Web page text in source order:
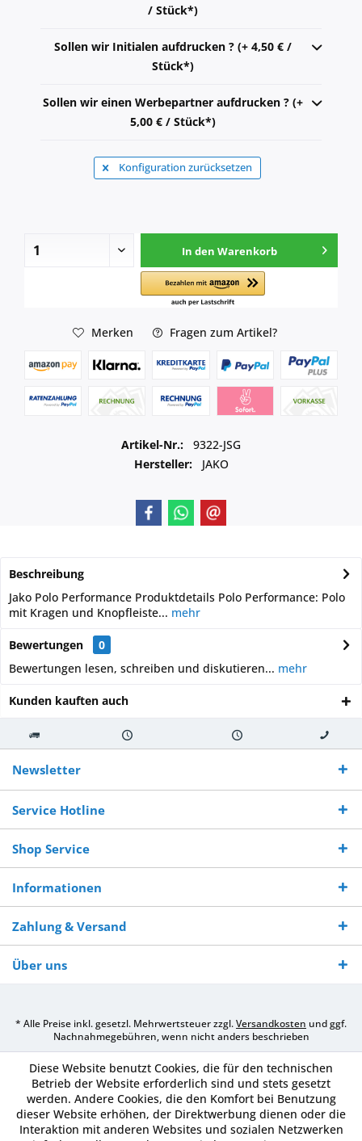
/ Stück*)
Sollen wir Initialen aufdrucken ? (+ 4,50 € /
Stück*)
Sollen wir einen Werbepartner aufdrucken ? (+
5,00 € / Stück*)
Konfiguration zurücksetzen
In den Warenkorb
Merken Fragen zum Artikel?
Artikel-Nr.:
9322-JSG
Hersteller:
JAKO
Beschreibung
Jako Polo Performance Produktdetails Polo Performance: Polo
mit Kragen und Knopfleiste... mehr
Bewertungen
0
Bewertungen lesen, schreiben und diskutieren... mehr
Kunden kauften auch
Kostenloser
Versand ab €
250,-
Versand innerhalb von Versand von So erreichen
Sie uns 0160
970 511 90
Newsletter
Service Hotline
Shop Service
Informationen
Zahlung & Versand
Über uns
* Alle Preise inkl. gesetzl. Mehrwertsteuer zzgl.Versandkosten und ggf.
Nachnahmegebühren, wenn nicht anders beschrieben
Diese Website benutzt Cookies, die für den technischen
Betrieb der Website erforderlich sind und stets gesetzt
werden. Andere Cookies, die den Komfort bei Benutzung
dieser Website erhöhen, der Direktwerbung dienen oder die
Interaktion mit anderen Websites und sozialen Netzwerken